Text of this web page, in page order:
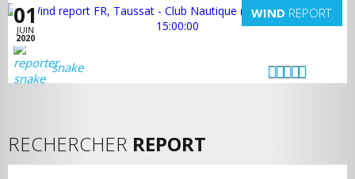
01
JUIN
2020
WIND REPORT
snake
RECHERCHER REPORT